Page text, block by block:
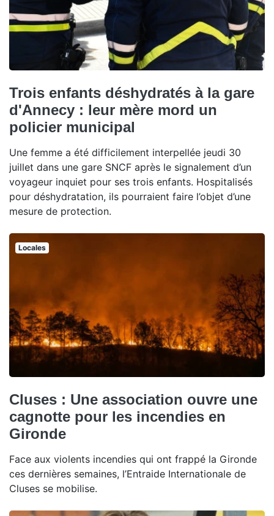
Trois enfants déshydratés à la gare
d'Annecy : leur mère mord un
policier municipal
Une femme a été difficilement interpellée jeudi 30
juillet dans une gare SNCF après le signalement d’un
voyageur inquiet pour ses trois enfants. Hospitalisés
pour déshydratation, ils pourraient faire l’objet d’une
mesure de protection.
Locales
Cluses : Une association ouvre une
cagnotte pour les incendies en
Gironde
Face aux violents incendies qui ont frappé la Gironde
ces dernières semaines, l’Entraide Internationale de
Cluses se mobilise.